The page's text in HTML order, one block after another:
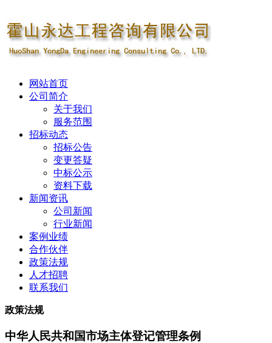
网站首页
公司简介
关于我们
服务范围
招标动态
招标公告
变更答疑
中标公示
资料下载
新闻资讯
公司新闻
行业新闻
案例业绩
合作伙伴
政策法规
人才招聘
联系我们
政策法规
中华人民共和国市场主体登记管理条例